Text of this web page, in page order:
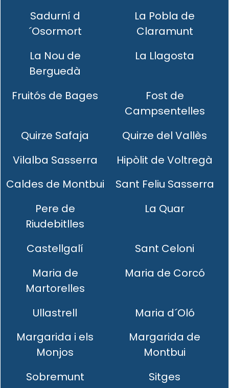
Sadurní d
´Osormort
La Pobla de
Claramunt
La Nou de
Berguedà
La Llagosta
Fruitós de Bages
Fost de
Campsentelles
Quirze Safaja
Quirze del Vallès
Vilalba Sasserra
Hipòlit de Voltregà
Caldes de Montbui
Sant Feliu Sasserra
Pere de
Riudebitlles
La Quar
Castellgalí
Sant Celoni
Maria de
Martorelles
Maria de Corcó
Ullastrell
Maria d´Oló
Margarida i els
Monjos
Margarida de
Montbui
Sobremunt
Sitges